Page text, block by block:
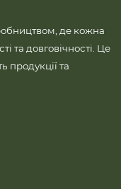
де кожна
та довговічності. Це
продукції та